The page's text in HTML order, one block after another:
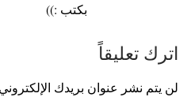
بكتب :))
اترك تعليقاً
لن يتم نشر عنوان بريدك